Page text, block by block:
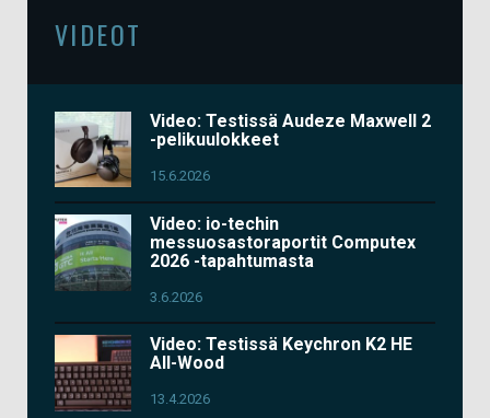
VIDEOT
Video: Testissä Audeze Maxwell 2
-pelikuulokkeet
15.6.2026
Video: io-techin
messuosastoraportit Computex
2026 -tapahtumasta
3.6.2026
Video: Testissä Keychron K2 HE
All-Wood
13.4.2026